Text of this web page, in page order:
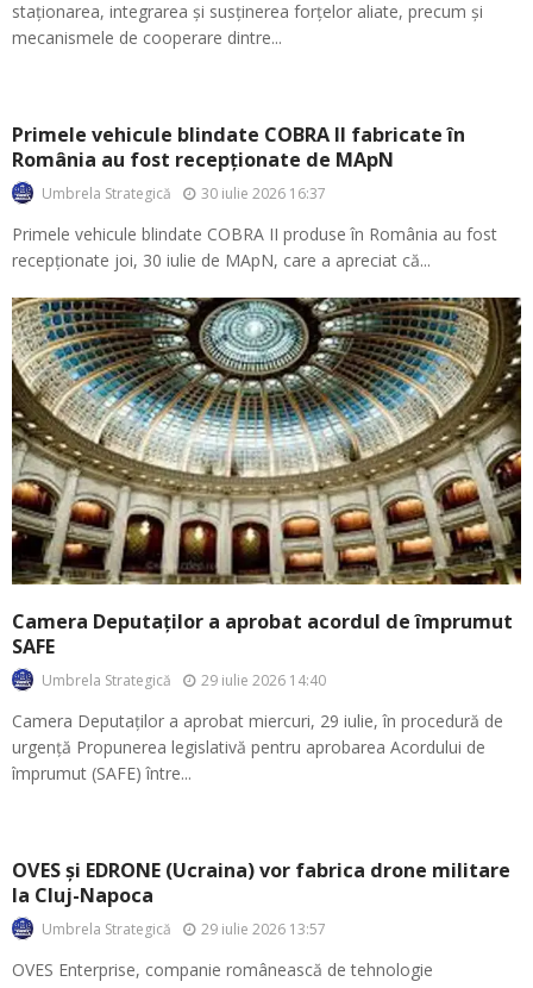
staționarea, integrarea și susținerea forțelor aliate, precum și
mecanismele de cooperare dintre...
Primele vehicule blindate COBRA II fabricate în
România au fost recepționate de MApN
Umbrela Strategică 30 iulie 2026 16:37
Primele vehicule blindate COBRA II produse în România au fost
recepționate joi, 30 iulie de MApN, care a apreciat că...
Camera Deputaților a aprobat acordul de împrumut
SAFE
Umbrela Strategică 29 iulie 2026 14:40
Camera Deputaților a aprobat miercuri, 29 iulie, în procedură de
urgență Propunerea legislativă pentru aprobarea Acordului de
împrumut (SAFE) între...
OVES și EDRONE (Ucraina) vor fabrica drone militare
la Cluj-Napoca
Umbrela Strategică 29 iulie 2026 13:57
OVES Enterprise, companie românească de tehnologie